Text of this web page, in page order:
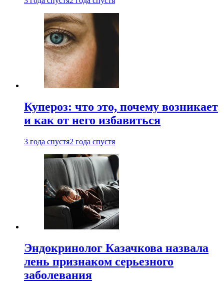
Купероз: что это, почему возникает
и как от него избавиться
3 года спустя2 года спустя
Эндокринолог Казачкова назвала
лень признаком серьезного
заболевания